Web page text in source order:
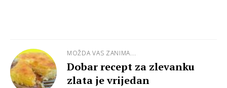
MOŽDA VAS ZANIMA...
Dobar recept za zlevanku
zlata je vrijedan